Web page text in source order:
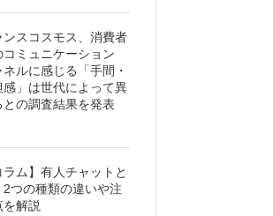
ンスコスモス、消費者
コミュニケーション
ネルに感じる「手間・
感」は世代によって異
との調査結果を発表
ラム】有人チャットと
2つの種類の違いや注
を解説